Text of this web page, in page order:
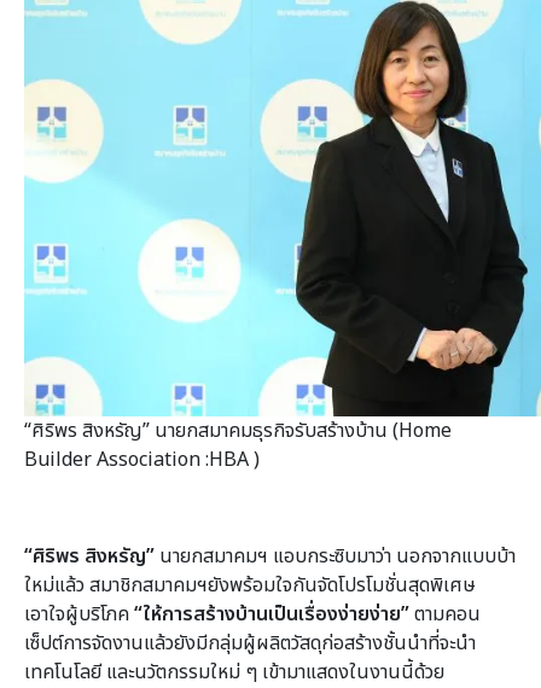
“ศิริพร สิงหรัญ” นายกสมาคมธุรกิจรับสร้างบ้าน (Home
Builder Association :HBA )
“ศิริพร สิงหรัญ” นายกสมาคมฯ แอบกระซิบมาว่า นอกจากแบบบ้า
ใหม่แล้ว สมาชิกสมาคมฯยังพร้อมใจกันจัดโปรโมชั่นสุดพิเศษ
เอาใจผู้บริโภค“ให้การสร้างบ้านเป็นเรื่องง่ายง่าย”ตามคอน
เซ็ปต์การจัดงานแล้วยังมีกลุ่มผู้ผลิตวัสดุก่อสร้างชั้นนำที่จะนำ
เทคโนโลยี และนวัตกรรมใหม่ ๆ เข้ามาแสดงในงานนี้ด้วย